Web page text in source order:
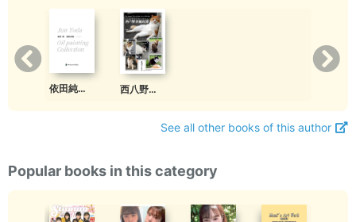
依田純油彩画集 西八野良猫奇譚（紙媒体版）
See all other books of this author
Popular books in this category